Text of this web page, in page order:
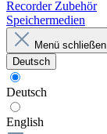
Recorder Zubehör
Speichermedien
Menü schließen
Deutsch
Deutsch
English